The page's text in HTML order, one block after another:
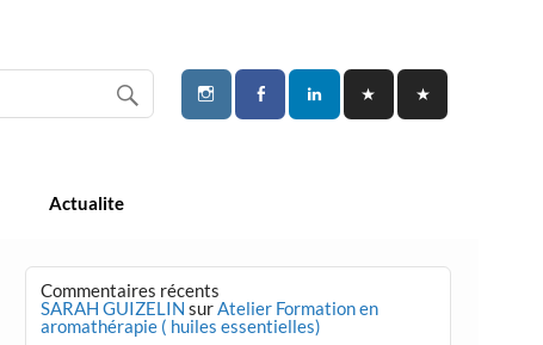
Actualite
Commentaires récents
SARAH GUIZELIN surAtelier Formation en
aromathérapie ( huiles essentielles)